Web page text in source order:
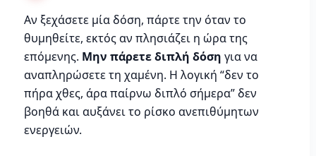
Αν ξεχάσετε μία δόση, πάρτε την όταν το
θυμηθείτε, εκτός αν πλησιάζει η ώρα της
επόμενης. Μην πάρετε διπλή δόση για να
αναπληρώσετε τη χαμένη. Η λογική “δεν το
πήρα χθες, άρα παίρνω διπλό σήμερα” δεν
βοηθά και αυξάνει το ρίσκο ανεπιθύμητων
ενεργειών.